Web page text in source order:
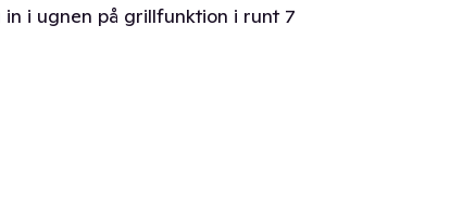
i ugnen på grillfunktion i runt 7